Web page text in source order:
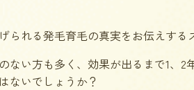
られる発毛育毛の真実をお伝えする
ない方も多く、効果が出るまで1、2
ないでしょうか？